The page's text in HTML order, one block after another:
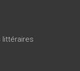
littéraires